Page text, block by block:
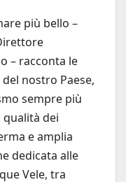
più bello –
– racconta le
nostro Paese,
sempre più
dei
e amplia
dedicata alle
Vele, tra